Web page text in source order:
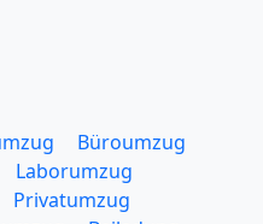
Büroumzug
Laborumzug
Privatumzug